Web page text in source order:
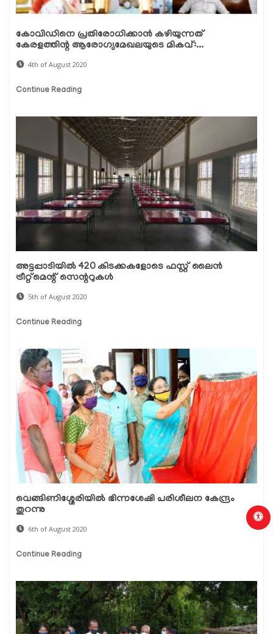
കോവിഡിനെ പ്രതിരോധിക്കാന്‍ കഴിയുന്നത്
കേരളത്തിന്റ ആരോഗ്യമേഖലയുടെ മികവ്:...
4th of August 2020
Continue Reading
അട്ടപ്പാടിയില്‍ 420 കിടക്കകളോടെ ഫസ്റ്റ് ലൈന്‍
ട്രീറ്റ്മെന്റ് സെന്ററുകള്‍
5th of August 2020
Continue Reading
വെങ്ങിണിശ്ശേരിയില്‍ ഭിന്നശേഷി പരിശീലന കേന്ദ്രം
തുറന്നു
6th of August 2020
Continue Reading